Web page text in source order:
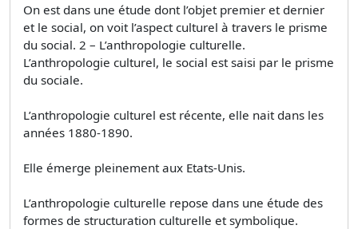
On est dans une étude dont l’objet premier et dernier
et le social, on voit l’aspect culturel à travers le prisme
du social. 2 – L’anthropologie culturelle.
L’anthropologie culturel, le social est saisi par le prisme
du sociale.
L’anthropologie culturel est récente, elle nait dans les
années 1880-1890.
Elle émerge pleinement aux Etats-Unis.
L’anthropologie culturelle repose dans une étude des
formes de structuration culturelle et symbolique.